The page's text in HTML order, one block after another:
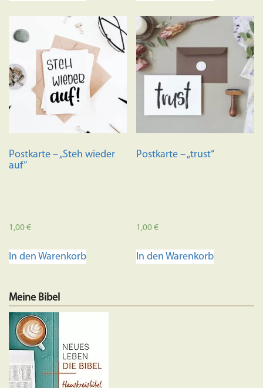
Postkarte – „Steh wieder
auf“
1,00€
In den Warenkorb
Postkarte – „trust“
1,00€
In den Warenkorb
Meine Bibel